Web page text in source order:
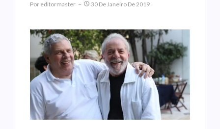
Por Editormaster 30 De Janeiro De 2019